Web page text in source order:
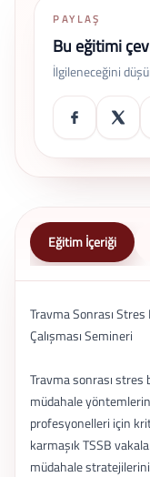
PAYLAŞ
Bu eğitimi
İlgileneceğini
Eğitim İçeriği
Travma Sonrası
Çalışması Semineri
Travma sonrası stres
müdahale
profesyonelleri için
karmaşık TSSB
müdahale